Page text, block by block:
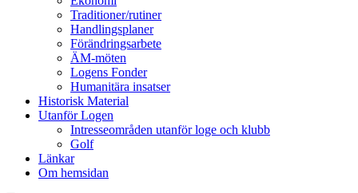
Traditioner/rutiner
Handlingsplaner
Förändringsarbete
ÄM-möten
Logens Fonder
Humanitära insatser
Historisk Material
Utanför Logen
Intresseområden utanför loge och klubb
Golf
Länkar
Om hemsidan